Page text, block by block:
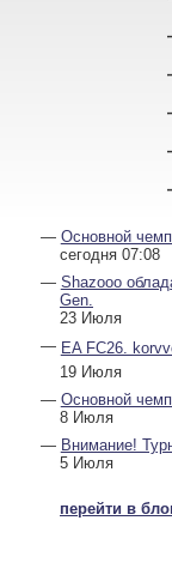
Основной
сегодня 07:08
Shazooo
Gen.
23 Июля
EA FC26.
19 Июля
Основной
8 Июля
Внимание!
5 Июля
перейти в